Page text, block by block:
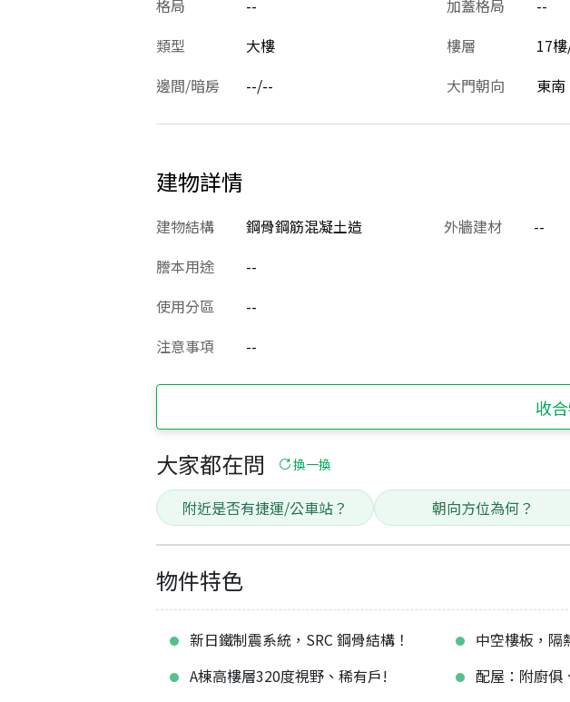
格局
-- 加蓋格局 --
類型
大樓 樓層 17
邊間/暗房
--/-- 大門朝向 東南
建物詳情
建物結構 鋼骨鋼筋混凝土造 外牆建材 --
謄本用途
--
使用分區
--
注意事項
--
收
大家都在問 換一換
附近是否有捷運/公車站？ 朝向方位為何？
物件特色
新日鐵制震系統，SRC 鋼骨結構！ 中空樓板，隔
A棟高樓層320度視野、稀有戶!
配屋：附廚俱